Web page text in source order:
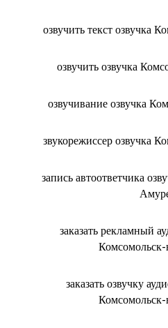
озвучить текст озвучка
озвучить озвучка
озвучивание озвучка
звукорежиссер озвучка
запись автоответчика
заказать рекламный
заказать озвучку